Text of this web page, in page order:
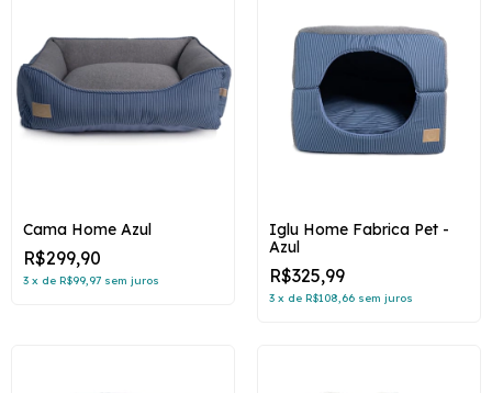
Cama Home Azul
R$299,90
3 x de R$99,97 sem juros
Iglu Home Fabrica Pet -
Azul
R$325,99
3 x de R$108,66 sem juros